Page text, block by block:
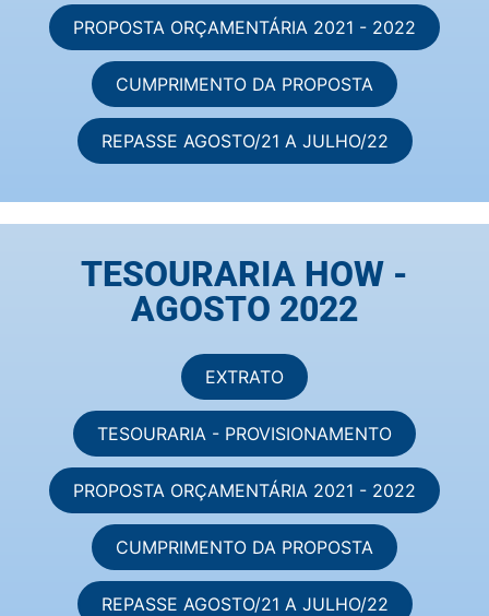
PROPOSTA ORÇAMENTÁRIA 2021 - 2022
CUMPRIMENTO DA PROPOSTA
REPASSE AGOSTO/21 A JULHO/22
TESOURARIA HOW -
AGOSTO 2022
EXTRATO
TESOURARIA - PROVISIONAMENTO
PROPOSTA ORÇAMENTÁRIA 2021 - 2022
CUMPRIMENTO DA PROPOSTA
REPASSE AGOSTO/21 A JULHO/22